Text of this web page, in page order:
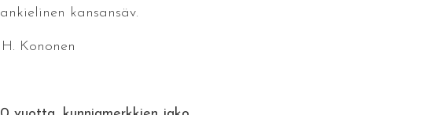
kansansäv.
Kononen